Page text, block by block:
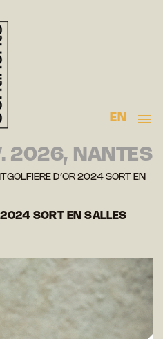
EN
2026, NANTES
D’OR 2024 SORT EN
2024 SORT EN SALLES